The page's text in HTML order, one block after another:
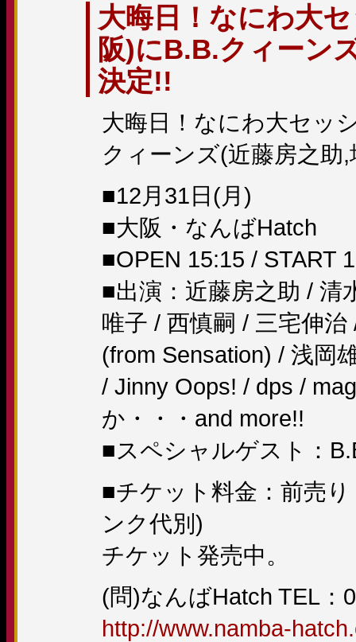
大晦日！なにわ大
阪)にB.B.クィーン
決定!!
大晦日！なにわ大セッ
クィーンズ(近藤房之助
■12月31日(月)
■大阪・なんばHatch
■OPEN 15:15 / START
■出演：近藤房之助 / 清
唯子 / 西慎嗣 / 三宅伸
(from Sensation) / 浅岡
/ Jinny Oops! / dps /
か・・・and more!!
■スペシャルゲスト：
■チケット料金：前売
ンク代別)
チケット発売中。
(問)なんばHatch TEL：
http://www.namba-